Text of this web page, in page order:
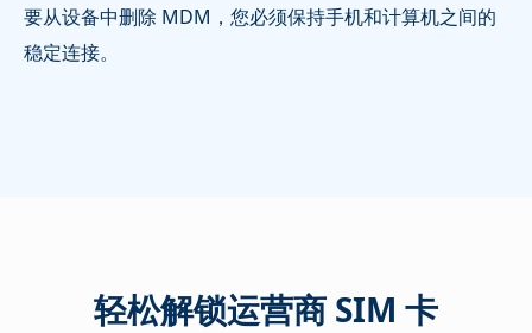
要从设备中删除 MDM，您必须保持手机和计算机之间的
稳定连接。
轻松解锁运营商 SIM 卡